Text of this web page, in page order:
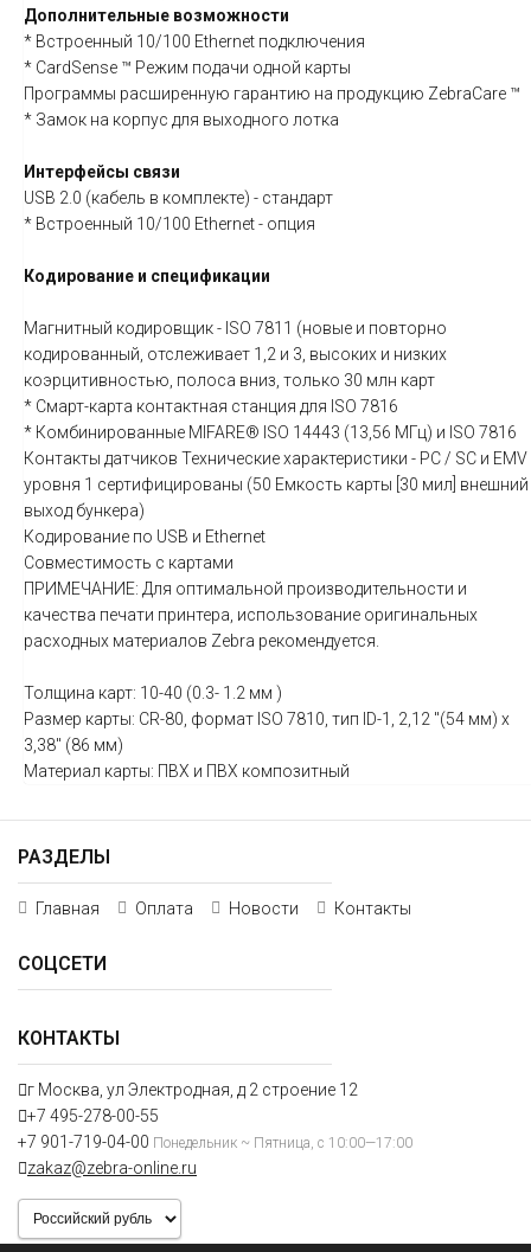
Дополнительные возможности
* Встроенный 10/100 Ethernet подключения
* CardSense ™ Режим подачи одной карты
Программы расширенную гарантию на продукцию ZebraCare ™
* Замок на корпус для выходного лотка
Интерфейсы связи
USB 2.0 (кабель в комплекте) - стандарт
* Встроенный 10/100 Ethernet - опция
Кодирование и спецификации
Магнитный кодировщик - ISO 7811 (новые и повторно
кодированный, отслеживает 1,2 и 3, высоких и низких
коэрцитивностью, полоса вниз, только 30 млн карт
* Смарт-карта контактная станция для ISO 7816
* Комбинированные MIFARE® ISO 14443 (13,56 МГц) и ISO 7816
Контакты датчиков Технические характеристики - PC / SC и EMV
уровня 1 сертифицированы (50 Емкость карты [30 мил] внешний
выход бункера)
Кодирование по USB и Ethernet
Совместимость с картами
ПРИМЕЧАНИЕ: Для оптимальной производительности и
качества печати принтера, использование оригинальных
расходных материалов Zebra рекомендуется.
Толщина карт: 10-40 (0.3- 1.2 мм )
Размер карты: CR-80, формат ISO 7810, тип ID-1, 2,12 "(54 мм) х
3,38" (86 мм)
Материал карты: ПВХ и ПВХ композитный
КОНТАКТЫ
г Москва, ул Электродная, д 2 строение 12
+7 495-278-00-55
+7 901-719-04-00 Понедельник ~ Пятница, с 10:00—17:00
zakaz@zebra-online.ru
РАЗДЕЛЫ
Главная Оплата Новости Контакты
СОЦСЕТИ